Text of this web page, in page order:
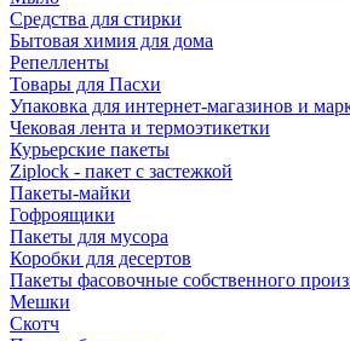
Средства для стирки
Бытовая химия для дома
Репелленты
Товары для Пасхи
Упаковка для интернет-магазинов и
Чековая лента и термоэтикетки
Курьерские пакеты
Ziplock - пакет с застежкой
Пакеты-майки
Гофроящики
Пакеты для мусора
Коробки для десертов
Пакеты фасовочные собственного
Мешки
Скотч